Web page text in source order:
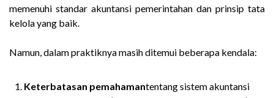
memenuhi standar akuntansi pemerintahan dan prinsip tata
kelola yang baik.
Namun, dalam praktiknya masih ditemui beberapa kendala:
Keterbatasan pemahamantentang sistem akuntansi